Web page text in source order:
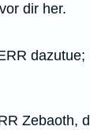
dir her.
dazutue;
Zebaoth,